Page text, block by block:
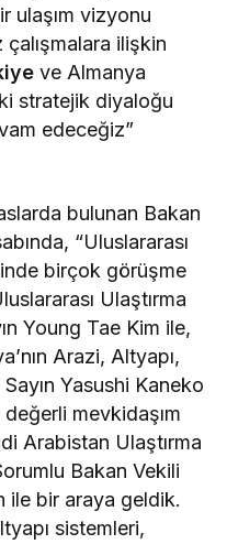
ulaşım vizyonu
ilişkin
ve Almanya
stratejik diyaloğu
edeceğiz”
bulunan Bakan
“Uluslararası
birçok görüşme
Ulaştırma
Young Tae Kim ile,
Arazi, Altyapı,
Yasushi Kaneko
değerli mevkidaşım
Arabistan Ulaştırma
Bakan Vekili
ile bir araya geldik.
sistemleri,